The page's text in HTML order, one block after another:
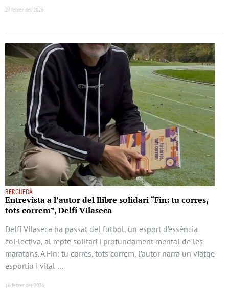
27 febrer del 2026
BERGUEDÀ
Entrevista a l’autor del llibre solidari “Fin: tu corres,
tots correm”, Delfí Vilaseca
Delfí Vilaseca ha passat del futbol, un esport d’essència
col·lectiva, al repte solitari i profundament mental de les
maratons. A Fin: tu corres, tots correm, l’autor narra un viatge
esportiu i vital …
16 febrer del 2026